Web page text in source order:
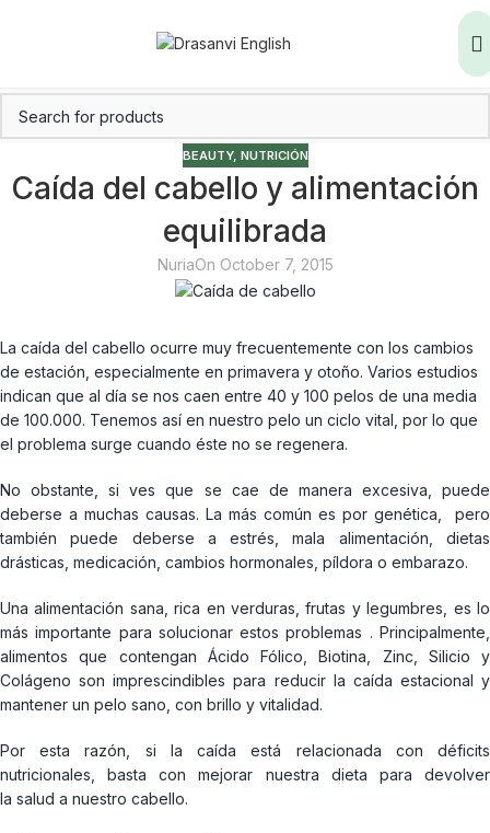
BEAUTY, NUTRICIÓN
Caída del cabello y alimentación
equilibrada
NuriaOn October 7, 2015
La caída del cabello ocurre muy frecuentemente con los cambios
de estación, especialmente en primavera y otoño. Varios estudios
indican que al día se nos caen entre 40 y 100 pelos de una media
de 100.000. Tenemos así en nuestro pelo un ciclo vital, por lo que
el problema surge cuando éste no se regenera.
No obstante, si ves que se cae de manera excesiva, puede
deberse a muchas causas. La más común es por genética, pero
también puede deberse a estrés, mala alimentación, dietas
drásticas, medicación, cambios hormonales, píldora o embarazo.
Una alimentación sana, rica en verduras, frutas y legumbres, es lo
más importante para solucionar estos problemas . Principalmente,
alimentos que contengan Ácido Fólico, Biotina, Zinc, Silicio y
Colágeno son imprescindibles para reducir la caída estacional y
mantener un pelo sano, con brillo y vitalidad.
Por esta razón, si la caída está relacionada con déficits
nutricionales, basta con mejorar nuestra dieta para devolver
la salud a nuestro cabello.